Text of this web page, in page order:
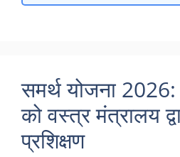
समर्थ योजना
को वस्त्र मंत्रालय
प्रशिक्षण